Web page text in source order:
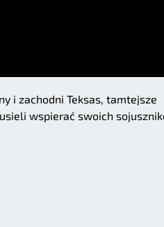
i zachodni Teksas, tamtejsze
wspierać swoich